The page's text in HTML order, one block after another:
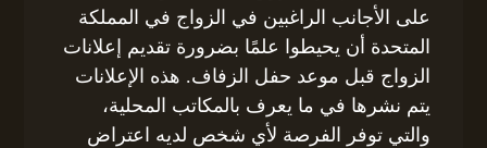
على الأجانب الراغبين في الزواج في المملكة
المتحدة أن يحيطوا علمًا بضرورة تقديم إعلانات
الزواج قبل موعد حفل الزفاف. هذه الإعلانات
يتم نشرها في ما يعرف بالمكاتب المحلية،
والتي توفر الفرصة لأي شخص لديه اعتراض